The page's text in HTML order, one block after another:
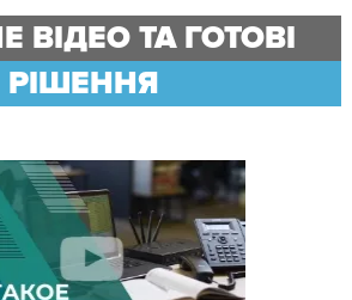
ВІДЕО ТА ГОТОВІ
РІШЕННЯ